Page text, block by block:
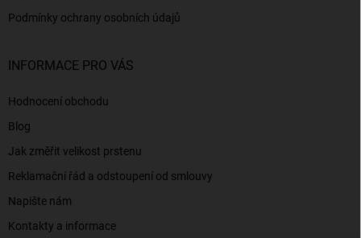
Podmínky ochrany osobních údajů
INFORMACE PRO VÁS
Hodnocení obchodu
Blog
Jak změřit velikost prstenu
Reklamační řád a odstoupení od smlouvy
Napište nám
Kontakty a informace